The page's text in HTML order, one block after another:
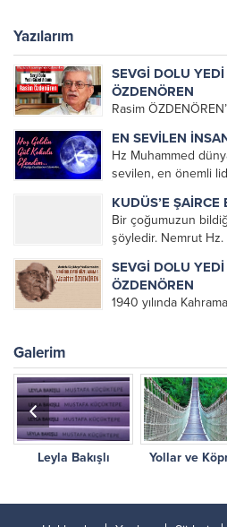
Yazılarım
SEVGİ DOLU
ÖZDENÖREN
Rasim
kitabını okuyarak
bu denemeleri
okuduğum bir kitap
da kendisini
EN SEVİLEN
Hz Muhammed
sevilen, en önemli
100 veya orijinal
the Most...
KUDÜS’E ŞAİRCE
Bir çoğumuzun
şöyledir. Nemrut Hz.
gider. Karıncayı
söner diye dalga...
SEVGİ DOLU
ÖZDENÖREN
1940 yılında
öğrenimini Malatya,
şehirlerde
Üniversitesi Felsefe
şehirlerde öğretmen
Galerim
Leyla Bakışlı Yollar ve